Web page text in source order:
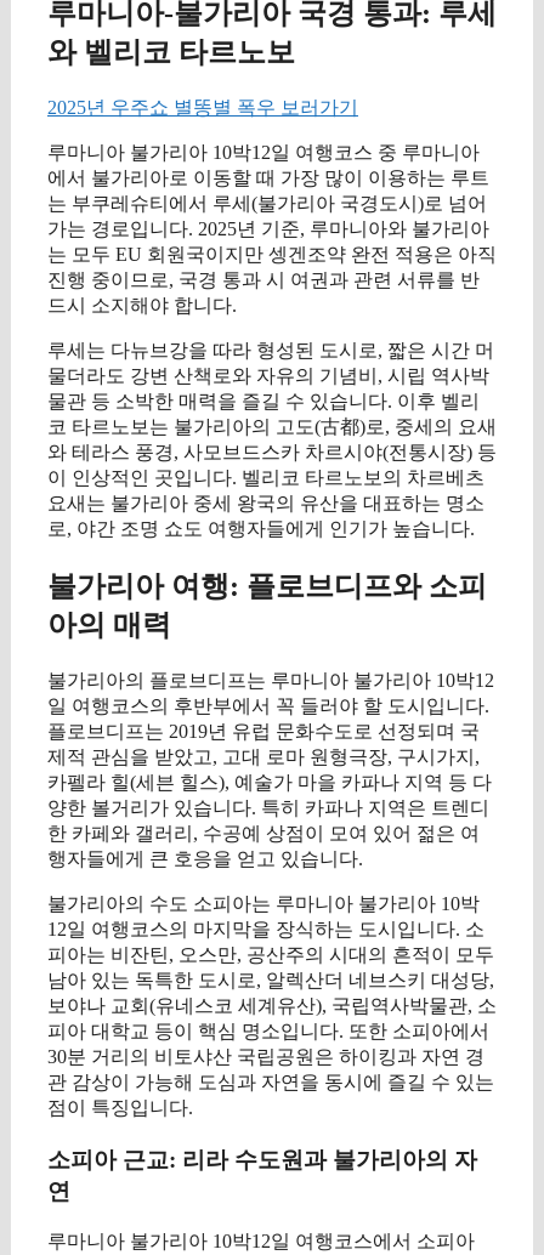
루마니아-불가리아 국경 통과: 루세
와 벨리코 타르노보
2025년 우주쇼 별똥별 폭우 보러가기
루마니아 불가리아 10박12일 여행코스 중 루마니아
에서 불가리아로 이동할 때 가장 많이 이용하는 루트
는 부쿠레슈티에서 루세(불가리아 국경도시)로 넘어
가는 경로입니다. 2025년 기준, 루마니아와 불가리아
는 모두 EU 회원국이지만 셍겐조약 완전 적용은 아직
진행 중이므로, 국경 통과 시 여권과 관련 서류를 반
드시 소지해야 합니다.
루세는 다뉴브강을 따라 형성된 도시로, 짧은 시간 머
물더라도 강변 산책로와 자유의 기념비, 시립 역사박
물관 등 소박한 매력을 즐길 수 있습니다. 이후 벨리
코 타르노보는 불가리아의 고도(古都)로, 중세의 요새
와 테라스 풍경, 사모브드스카 차르시야(전통시장) 등
이 인상적인 곳입니다. 벨리코 타르노보의 차르베츠
요새는 불가리아 중세 왕국의 유산을 대표하는 명소
로, 야간 조명 쇼도 여행자들에게 인기가 높습니다.
불가리아 여행: 플로브디프와 소피
아의 매력
불가리아의 플로브디프는 루마니아 불가리아 10박12
일 여행코스의 후반부에서 꼭 들러야 할 도시입니다.
플로브디프는 2019년 유럽 문화수도로 선정되며 국
제적 관심을 받았고, 고대 로마 원형극장, 구시가지,
카펠라 힐(세븐 힐스), 예술가 마을 카파나 지역 등 다
양한 볼거리가 있습니다. 특히 카파나 지역은 트렌디
한 카페와 갤러리, 수공예 상점이 모여 있어 젊은 여
행자들에게 큰 호응을 얻고 있습니다.
불가리아의 수도 소피아는 루마니아 불가리아 10박
12일 여행코스의 마지막을 장식하는 도시입니다. 소
피아는 비잔틴, 오스만, 공산주의 시대의 흔적이 모두
남아 있는 독특한 도시로, 알렉산더 네브스키 대성당,
보야나 교회(유네스코 세계유산), 국립역사박물관, 소
피아 대학교 등이 핵심 명소입니다. 또한 소피아에서
30분 거리의 비토샤산 국립공원은 하이킹과 자연 경
관 감상이 가능해 도심과 자연을 동시에 즐길 수 있는
점이 특징입니다.
소피아 근교: 리라 수도원과 불가리아의 자
연
루마니아 불가리아 10박12일 여행코스에서 소피아